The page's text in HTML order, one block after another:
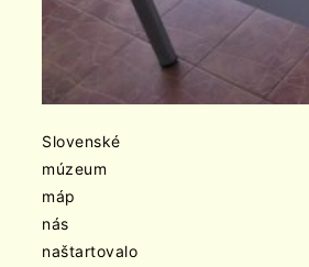
Slovenské
múzeum
máp
nás
naštartovalo